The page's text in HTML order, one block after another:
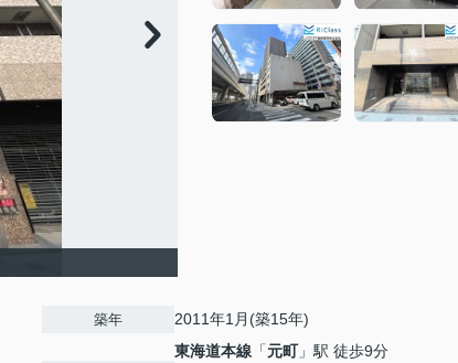
築年 2011年1月(築15年)
東海道本線 「元町」駅 徒歩9分